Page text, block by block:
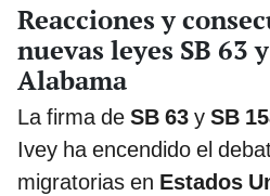
Reacciones y
nuevas leyes SB 63
Alabama
La firma de SB 63 y SB
Ivey ha encendido el
migratorias en Estados